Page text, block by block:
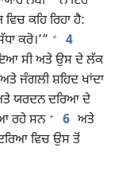
ਕਹਿ ਰਿਹਾ ਹੈ:
ਕਰੋ।’” +
4
ਸੀ ਅਤੇ ਉਸ ਦੇ ਲੱਕ
ਜੰਗਲੀ ਸ਼ਹਿਦ ਖਾਂਦਾ
ਯਰਦਨ ਦਰਿਆ ਦੇ
ਰਹੇ ਸਨ + 6 ਅਤੇ
ਵਿਚ ਉਸ ਤੋਂ